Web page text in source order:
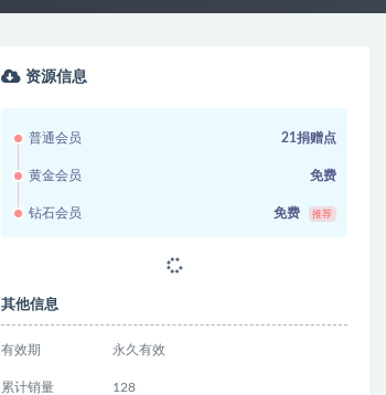
资源信息
普通会员 21捐赠点
黄金会员 免费
钻石会员 免费 推荐
其他信息
有效期 永久有效
累计销量 128